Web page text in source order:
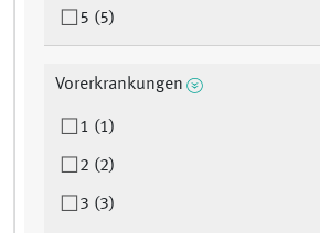
5 (5)
Vorerkrankungen
1 (1)
2 (2)
3 (3)